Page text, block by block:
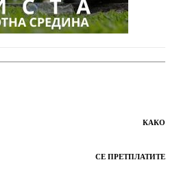
КАКО
СЕ ПРЕТПЛАТИТЕ